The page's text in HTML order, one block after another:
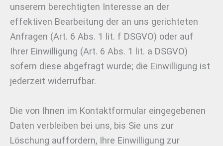
unserem berechtigten Interesse an der
effektiven Bearbeitung der an uns gerichteten
Anfragen (Art. 6 Abs. 1 lit. f DSGVO) oder auf
Ihrer Einwilligung (Art. 6 Abs. 1 lit. a DSGVO)
sofern diese abgefragt wurde; die Einwilligung ist
jederzeit widerrufbar.
Die von Ihnen im Kontaktformular eingegebenen
Daten verbleiben bei uns, bis Sie uns zur
Löschung auffordern, Ihre Einwilligung zur